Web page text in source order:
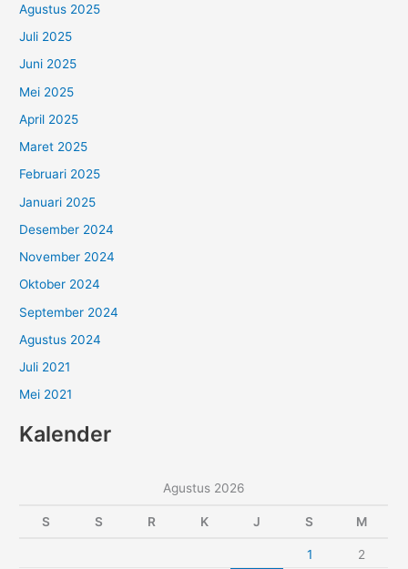
Agustus 2025
Juli 2025
Juni 2025
Mei 2025
April 2025
Maret 2025
Februari 2025
Januari 2025
Desember 2024
November 2024
Oktober 2024
September 2024
Agustus 2024
Juli 2021
Mei 2021
Kalender
Agustus 2026
S S R K J S M
1 2